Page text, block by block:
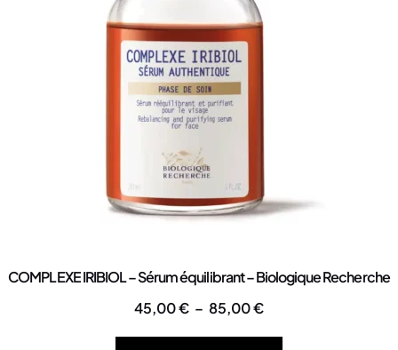
COMPLEXE IRIBIOL – Sérum équilibrant – Biologique Recherche
45,00€ – 85,00€